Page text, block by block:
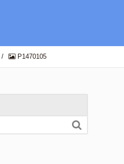
/ P1470105
